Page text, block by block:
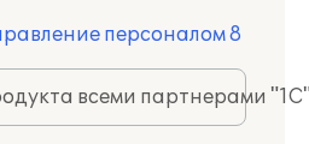
персоналом 8
всеми партнерами